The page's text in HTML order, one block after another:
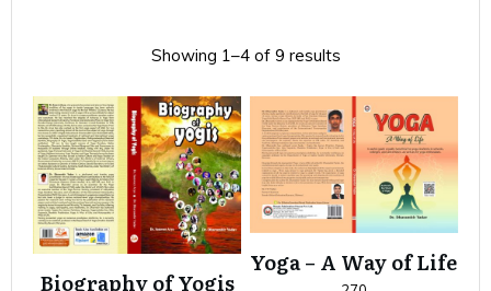
Showing 1–4 of 9 results
Biography of Yogis
Yoga – A Way of Life